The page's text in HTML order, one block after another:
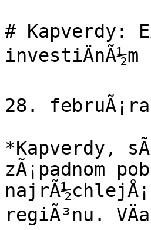
# Kapverdy:
28.
*Kapverdy,
zÃ¡padnom
regiÃ³nu.